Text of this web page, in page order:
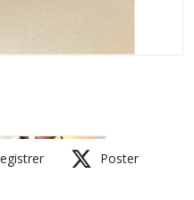
Poster